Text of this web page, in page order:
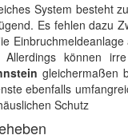
System besteht
Es fehlen dazu
Allerdings können
gleichermaßen
ebenfalls
Schutz